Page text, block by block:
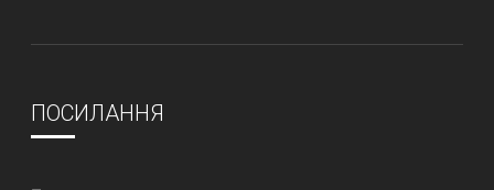
ПОСИЛАННЯ